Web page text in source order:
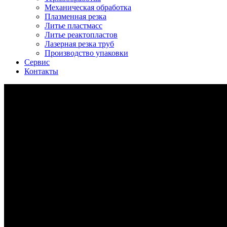
Механическая обработка
Плазменная резка
Литье пластмасс
Литье реактопластов
Лазерная резка труб
Производство упаковки
Сервис
Контакты